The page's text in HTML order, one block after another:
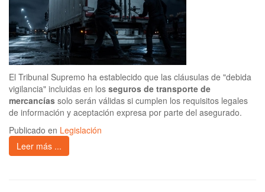
El Tribunal Supremo ha establecido que las cláusulas de "debida
vigilancia" incluidas en los seguros de transporte de
mercancías solo serán válidas si cumplen los requisitos legales
de información y aceptación expresa por parte del asegurado.
Publicado en Legislación
Leer más ...